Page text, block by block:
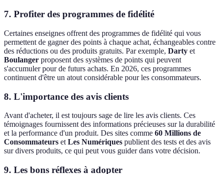
7. Profiter des programmes de fidélité
Certaines enseignes offrent des programmes de fidélité qui vous
permettent de gagner des points à chaque achat, échangeables contre
des réductions ou des produits gratuits. Par exemple, Darty et
Boulanger proposent des systèmes de points qui peuvent
s'accumuler pour de futurs achats. En 2026, ces programmes
continuent d'être un atout considérable pour les consommateurs.
8. L'importance des avis clients
Avant d'acheter, il est toujours sage de lire les avis clients. Ces
témoignages fournissent des informations précieuses sur la durabilité
et la performance d'un produit. Des sites comme 60 Millions de
Consommateurs etLes Numériques publient des tests et des avis
sur divers produits, ce qui peut vous guider dans votre décision.
9. Les bons réflexes à adopter